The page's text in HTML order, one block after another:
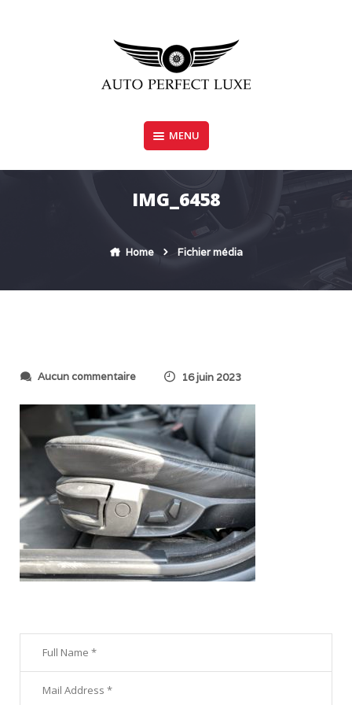
AUTO PERFECT LUXE
MENU
IMG_6458
Home Fichier média
Aucun commentaires
r
I
M
G
_
6
4
5
8
16 juin 2023